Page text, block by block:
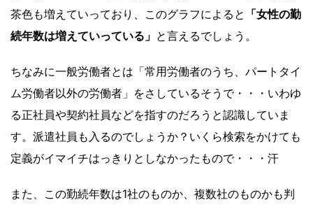
茶色も増えていっており、このグラフによると 「女性の勤
続年数は増えていっている」 と言えるでしょう。
ちなみに一般労働者とは「常用労働者のうち、パートタイ
ム労働者以外の労働者」をさしているそうで・・・いわゆ
る正社員や契約社員などを指すのだろうと認識していま
す。派遣社員も入るのでしょうか？いくら検索をかけても
定義がイマイチはっきりとしなかったもので・・・汗
また、この勤続年数は1社のものか、複数社のものかも判